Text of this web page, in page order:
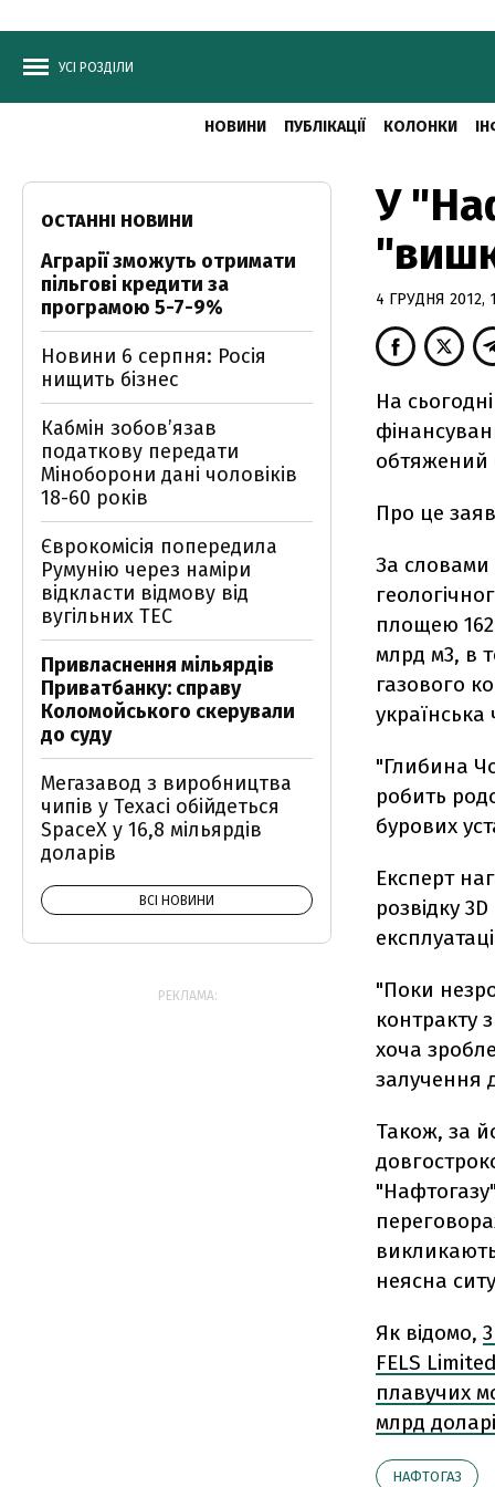
УСІ РОЗДІЛИ
НОВИНИ ПУБЛІКАЦІЇ КОЛОНКИ
У
4 ГРУДНЯ 2012,
На
обтяжений
Про це
За словами
площею 162
млрд м3, в
газового
"Глибина
робить
бурових
Експерт
розвідку
"Поки
контракту
хоча
залучення
Також, за
неясна
Як відомо,
FELS
плавучих
млрд
НАФТОГАЗ
ОСТАННІ НОВИНИ
Аграрії зможуть отримати
пільгові кредити за
програмою 5-7-9%
Новини 6 серпня: Росія
нищить бізнес
Кабмін зобовʼязав
податкову передати
Міноборони дані чоловіків
18-60 років
Єврокомісія попередила
Румунію через наміри
відкласти відмову від
вугільних ТЕС
Привласнення мільярдів
Приватбанку: справу
Коломойського скерували
до суду
Мегазавод з виробництва
чипів у Техасі обійдеться
SpaceX у 16,8 мільярдів
доларів
ВСІ НОВИНИ
РЕКЛАМА: